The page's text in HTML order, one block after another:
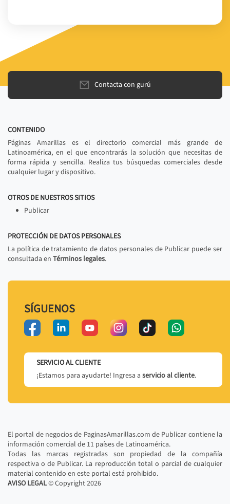
Contacta con gurú
CONTENIDO
Páginas Amarillas es el directorio comercial más grande de
Latinoamérica, en el que encontrarás la solución que necesitas de
forma rápida y sencilla. Realiza tus búsquedas comerciales desde
cualquier lugar y dispositivo.
OTROS DE NUESTROS SITIOS
Publicar
PROTECCIÓN DE DATOS PERSONALES
La política de tratamiento de datos personales de Publicar puede ser
consultada en Términos legales.
SÍGUENOS
SERVICIO AL CLIENTE
¡Estamos para ayudarte! Ingresa a servicio al cliente.
El portal de negocios de PaginasAmarillas.com de Publicar contiene la
información comercial de 11 países de Latinoamérica.
Todas las marcas registradas son propiedad de la compañía
respectiva o de Publicar. La reproducción total o parcial de cualquier
material contenido en este portal está prohibido.
AVISO LEGAL© Copyright2026